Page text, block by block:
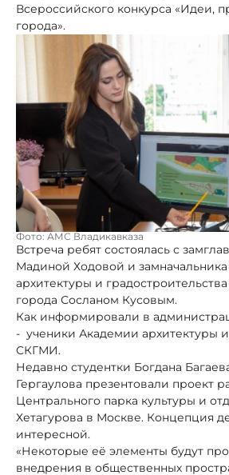
Всероссийского конкурса «Идеи,
города».
Фото: АМС Владикавказа
Встреча ребят состоялась с
Мадиной Ходовой и
архитектуры и
города Сосланом Кусовым.
Как информировали в
- ученики Академии архитектуры
СКГМИ.
Недавно студентки Богдана
Гергаулова презентовали проект
Центрального парка культуры и
Хетагурова в Москве. Концепция
интересной.
«Некоторые её элементы будут
внедрения в общественных